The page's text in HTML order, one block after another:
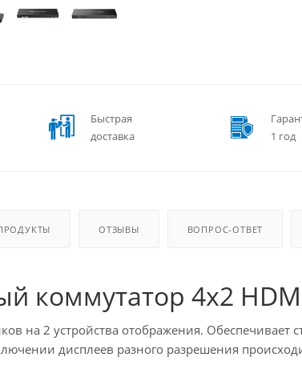
Быстрая
доставка
1 год
ОТЗЫВЫ ВОПРОС-ОТВЕТ
коммутатор 4x2
на 2 устройства отображения. Обеспечивает
дисплеев разного разрешения